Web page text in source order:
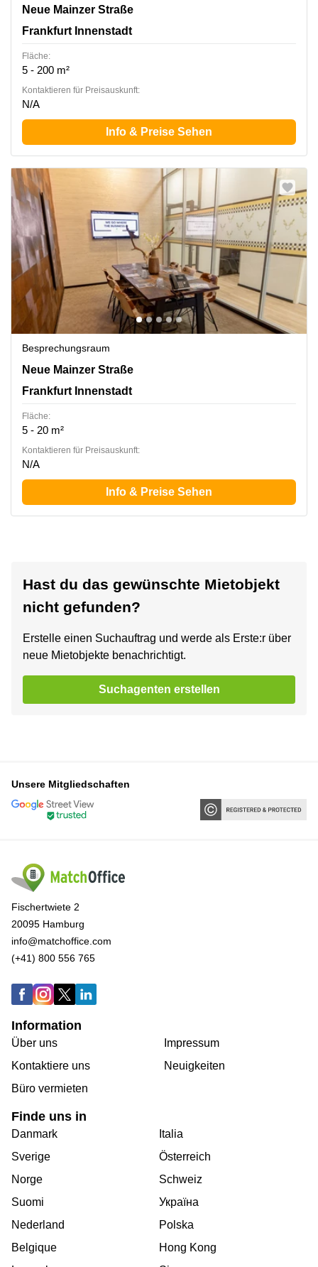
Neue Mainzer Straße 46-50, Frankfurt Innenstadt
Neue Mainzer Straße
Frankfurt Innenstadt
Fläche:
5 - 200 m²
Kontaktieren für Preisauskunft:
N/A
Info & Preise Sehen
Besprechungsraum
Neue Mainzer Straße 46-50, Frankfurt Innenstadt
Neue Mainzer Straße
Frankfurt Innenstadt
Fläche:
5 - 20 m²
Kontaktieren für Preisauskunft:
N/A
Info & Preise Sehen
Hast du das gewünschte Mietobjekt
nicht gefunden?
Erstelle einen Suchauftrag und werde als Erste:r über
neue Mietobjekte benachrichtigt.
Suchagenten erstellen
Unsere Mitgliedschaften
Fischertwiete 2
20095 Hamburg
info@matchoffice.com
(+41) 800 556 765
Information
Über uns
Kontaktiere uns
Büro vermieten
Impressum
Neuigkeiten
Finde uns in
Danmark
Sverige
Norge
Suomi
Nederland
Belgique
Italia
Österreich
Schweiz
Україна
Polska
Hong Kong